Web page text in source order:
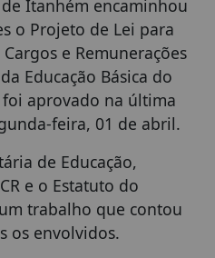
Itanhém encaminhou
o Projeto de Lei para
e Remunerações
Educação Básica do
aprovado na última
feira, 01 de abril.
de Educação,
e o Estatuto do
trabalho que contou
os envolvidos.